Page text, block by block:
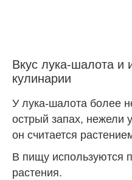
Вкус лука-шалота и
кулинарии
У лука-шалота более
острый запах, нежели
он считается
В пищу используются
растения.